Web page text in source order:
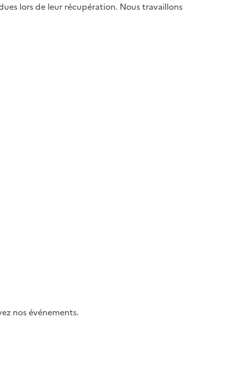
lors de leur récupération. Nous travaillons
nos événements.